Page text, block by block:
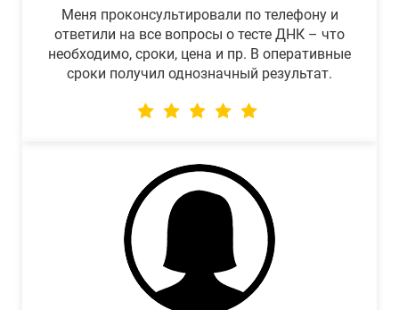
Меня проконсультировали по телефону и
ответили на все вопросы о тесте ДНК – что
необходимо, сроки, цена и пр. В оперативные
сроки получил однозначный результат.